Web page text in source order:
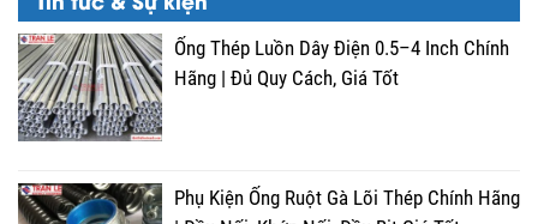
Ống Thép Luồn Dây Điện 0.5–4 Inch Chính
Hãng | Đủ Quy Cách, Giá Tốt
Phụ Kiện Ống Ruột Gà Lõi Thép Chính Hãng